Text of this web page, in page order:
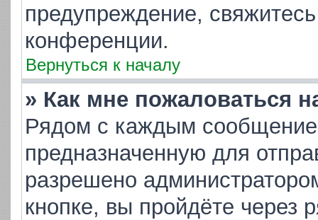
предупреждение,
конференции.
Вернуться к началу
» Как мне пожаловаться
Рядом с каждым
предназначенную для
разрешено
кнопке, вы пройдёте через